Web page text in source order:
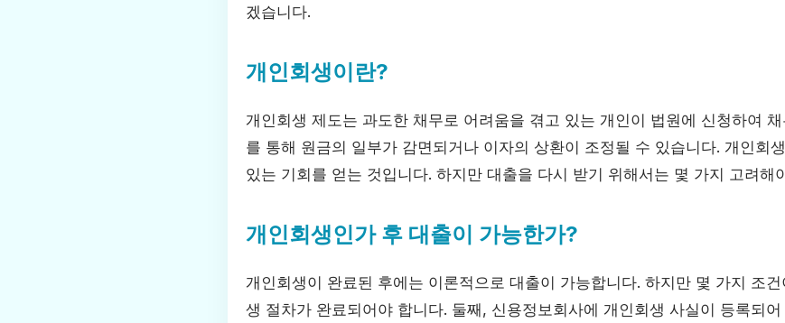
겠습니다.
개인회생이란?
개인회생 제도는 과도한 채무로 어려움을 겪고 있는 개인이 법원에 신청하여
를 통해 원금의 일부가 감면되거나 이자의 상환이 조정될 수 있습니다. 개인회
있는 기회를 얻는 것입니다. 하지만 대출을 다시 받기 위해서는 몇 가지 고려해
개인회생인가 후 대출이 가능한가?
개인회생이 완료된 후에는 이론적으로 대출이 가능합니다. 하지만 몇 가지 조
생 절차가 완료되어야 합니다. 둘째, 신용정보회사에 개인회생 사실이 등록되